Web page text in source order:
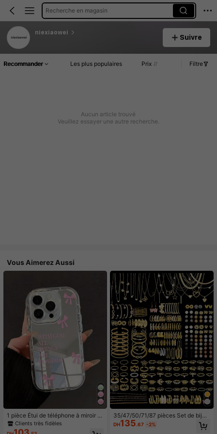
Recherche en magasin
niexiaowei
Suivre
Recommander Les plus populaires Prix Filtre
Aucun article trouvé
Veuillez essayer une autre recherche.
Vous Aimerez Aussi
1 pièce Étui de téléphone à miroir ro
se minimaliste, style fille avec motif
nœud papillon, slogan religieux. Étu
Clients très fidèles
35/47/50/71/87 pièces Set de bijou
x style bohème, comprenant des bo
ucles d'oreilles, colliers, bagues, br
DH135.67 -2%